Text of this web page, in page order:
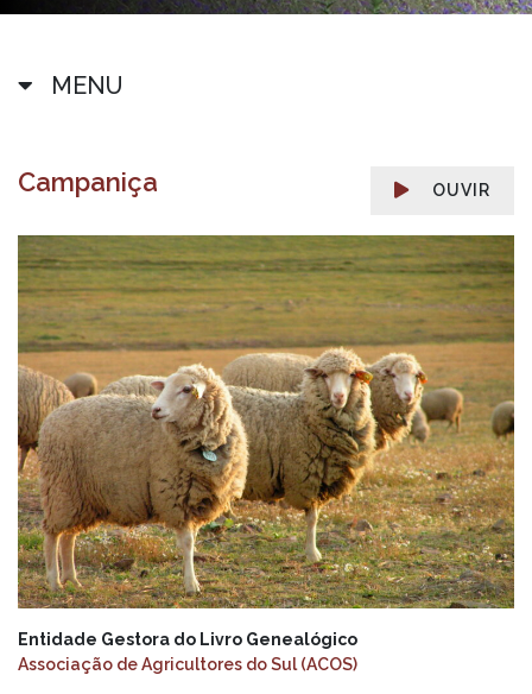
MENU
OUVIR
Campaniça
Entidade Gestora do Livro Genealógico
Associação de Agricultores do Sul (ACOS)